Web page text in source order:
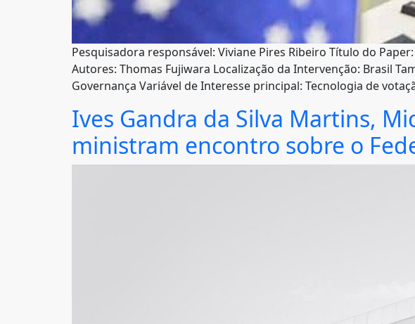
Pesquisadora responsável: Viviane Pires Ribeiro Título do
Autores: Thomas Fujiwara Localização da Intervenção: Brasil
Governança Variável de Interesse principal: Tecnologia de
Ives Gandra da Silva Martins,
ministram encontro sobre o